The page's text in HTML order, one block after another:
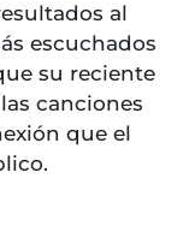
al
escuchados
su reciente
canciones
que el